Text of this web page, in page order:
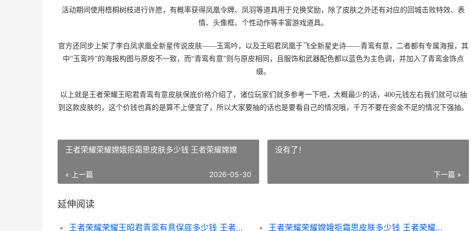
活动期间使用梧桐树枝进行许愿，有概率获得凤凰令牌、凤羽等道具用于兑换奖励，除了皮肤之外还有对应的回城击败特效、表
情、头像框、个性动作等丰富游戏道具。
官方还同步上架了李白凤求凰全新星传说皮肤——玉鸾吟，以及王昭君凤凰于飞全新星史诗——青鸾有意，二者都有专属海报，其
中“玉鸾吟”的海报构图与原皮不一致，而“青鸾有意”则与原皮相同，且服饰和武器配色都以蓝色为主色调，并加入了青鸾金饰点
缀。
以上就是王者荣耀王昭君青鸾有意皮肤保底价格介绍了，诸位玩家们就多参考一下吧，大概最少的话，400元钱左右我们就可以抽
到这款皮肤的，这个价钱也真的是算不上便宜了，所以大家要抽的话也是要看自己的情况哦，千万不要在资金不足的情况下强抽。
王者荣耀荣耀嫦娥拒霜思皮肤多少钱 王者荣耀嫦嫦
« 上一篇 2026-05-30
没有了！
下一篇 »
延伸阅读
王者荣耀荣耀王昭君青鸾有意保底多少钱 王者荣耀荣耀王者图片 王者荣耀荣耀嫦娥拒霜思皮肤多少钱 王者荣耀嫦嫦